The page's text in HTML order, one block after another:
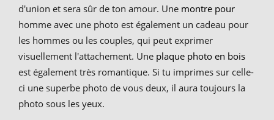
d'union et sera sûr de ton amour. Une montre pour
homme avec une photo est également un cadeau pour
les hommes ou les couples, qui peut exprimer
visuellement l'attachement. Une plaque photo en bois
est également très romantique. Si tu imprimes sur celle-
ci une superbe photo de vous deux, il aura toujours la
photo sous les yeux.